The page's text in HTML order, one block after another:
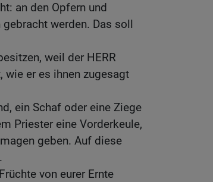
an den Opfern und
werden. Das soll
weil der HERR
er es ihnen zugesagt
ein Schaf oder eine Ziege
Priester eine Vorderkeule,
geben. Auf diese
von eurer Ernte